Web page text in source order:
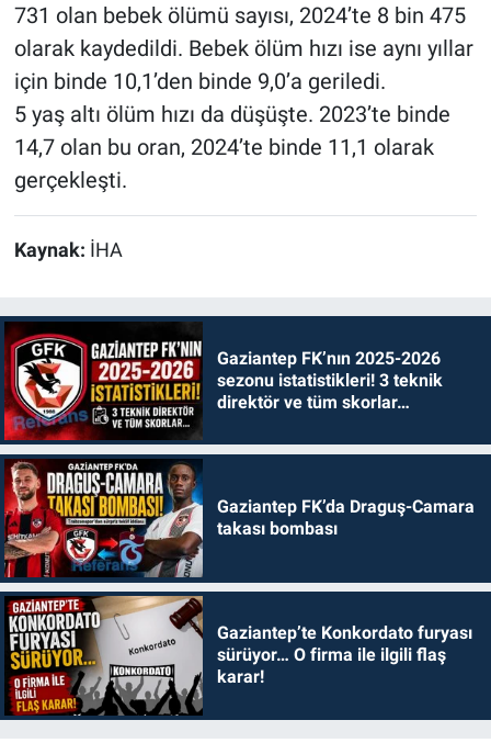
731 olan bebek ölümü sayısı, 2024’te 8 bin 475
olarak kaydedildi. Bebek ölüm hızı ise aynı yıllar
için binde 10,1’den binde 9,0’a geriledi.
5 yaş altı ölüm hızı da düşüşte. 2023’te binde
14,7 olan bu oran, 2024’te binde 11,1 olarak
gerçekleşti.
Kaynak: İHA
Gaziantep FK’nın 2025-2026
sezonu istatistikleri! 3 teknik
direktör ve tüm skorlar…
Gaziantep FK’da Draguş-Camara
takası bombası
Gaziantep’te Konkordato furyası
sürüyor… O firma ile ilgili flaş
karar!